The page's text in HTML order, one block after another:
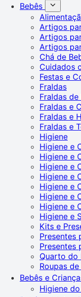
Bebês
Artigos
Artigos
Artigos
Chá de
Cuidados
Festas e
Fraldas
Fraldas
Fraldas e
Fraldas e
Fraldas e
Higiene
Higiene e
Higiene e
Higiene e
Higiene e
Higiene e
Higiene e
Higiene e
Higiene e
Kits e
Presentes
Presentes
Quarto do
Roupas
Bebês e
Higiene